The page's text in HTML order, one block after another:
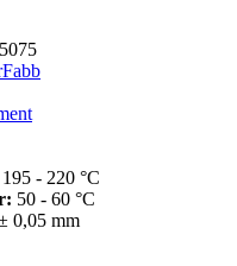
195 - 220 °C
50 - 60 °C
0,05 mm